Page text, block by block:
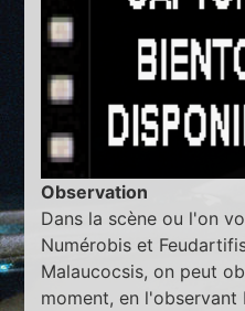
Observation
Dans la scène ou l'on
Numérobis et
Malaucocsis, on peut
moment, en